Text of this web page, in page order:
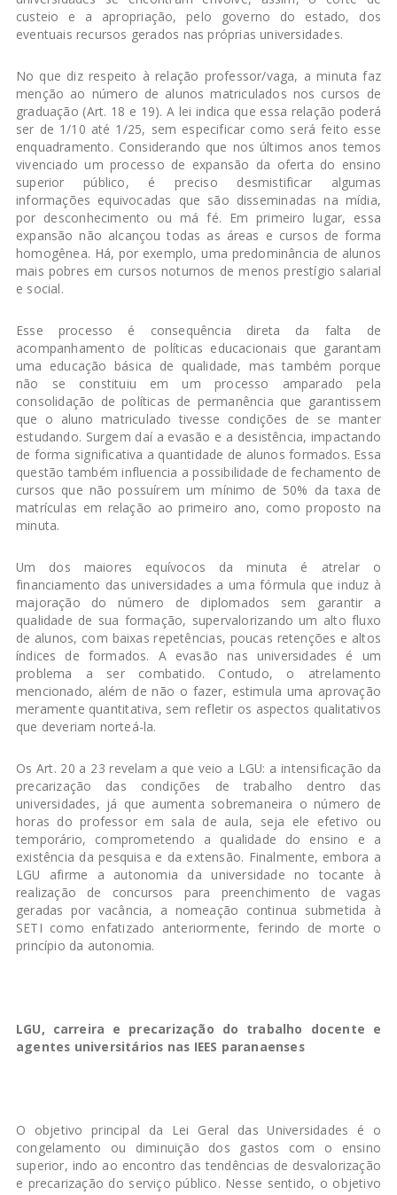
custeio e a apropriação, pelo governo do estado, dos
eventuais recursos gerados nas próprias universidades.
No que diz respeito à relação professor/vaga, a minuta faz
menção ao número de alunos matriculados nos cursos de
graduação (Art. 18 e 19). A lei indica que essa relação poderá
ser de 1/10 até 1/25, sem especificar como será feito esse
enquadramento. Considerando que nos últimos anos temos
vivenciado um processo de expansão da oferta do ensino
superior público, é preciso desmistificar algumas
informações equivocadas que são disseminadas na mídia,
por desconhecimento ou má fé. Em primeiro lugar, essa
expansão não alcançou todas as áreas e cursos de forma
homogênea. Há, por exemplo, uma predominância de alunos
mais pobres em cursos noturnos de menos prestígio salarial
e social.
Esse processo é consequência direta da falta de
acompanhamento de políticas educacionais que garantam
uma educação básica de qualidade, mas também porque
não se constituiu em um processo amparado pela
consolidação de políticas de permanência que garantissem
que o aluno matriculado tivesse condições de se manter
estudando. Surgem daí a evasão e a desistência, impactando
de forma significativa a quantidade de alunos formados. Essa
questão também influencia a possibilidade de fechamento de
cursos que não possuírem um mínimo de 50% da taxa de
matrículas em relação ao primeiro ano, como proposto na
minuta.
Um dos maiores equívocos da minuta é atrelar o
financiamento das universidades a uma fórmula que induz à
majoração do número de diplomados sem garantir a
qualidade de sua formação, supervalorizando um alto fluxo
de alunos, com baixas repetências, poucas retenções e altos
índices de formados. A evasão nas universidades é um
problema a ser combatido. Contudo, o atrelamento
mencionado, além de não o fazer, estimula uma aprovação
meramente quantitativa, sem refletir os aspectos qualitativos
que deveriam norteá-la.
Os Art. 20 a 23 revelam a que veio a LGU: a intensificação da
precarização das condições de trabalho dentro das
universidades, já que aumenta sobremaneira o número de
horas do professor em sala de aula, seja ele efetivo ou
temporário, comprometendo a qualidade do ensino e a
existência da pesquisa e da extensão. Finalmente, embora a
LGU afirme a autonomia da universidade no tocante à
realização de concursos para preenchimento de vagas
geradas por vacância, a nomeação continua submetida à
SETI como enfatizado anteriormente, ferindo de morte o
princípio da autonomia.
LGU, carreira e precarização do trabalho docente e
agentes universitários nas IEES paranaenses
O objetivo principal da Lei Geral das Universidades é o
congelamento ou diminuição dos gastos com o ensino
superior, indo ao encontro das tendências de desvalorização
e precarização do serviço público. Nesse sentido, o objetivo